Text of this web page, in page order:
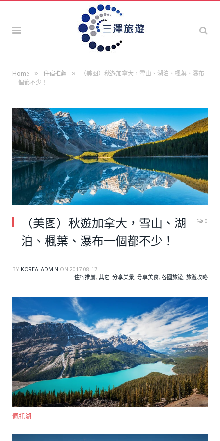
Home » 住宿推薦 »
（美图）秋遊加拿大，雪山、湖泊、楓葉、瀑布
一個都不少！
（美图）秋遊加拿大，雪山、湖
泊、楓葉、瀑布一個都不少！
0
BY KOREA_ADMIN ON 2017-08-17
住宿推薦, 其它, 分享美景, 分享美食, 各國旅遊, 旅遊攻略
佩托湖